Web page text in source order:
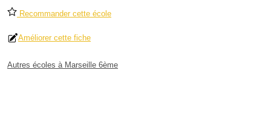
Recommander cette école
Améliorer cette fiche
Autres écoles à Marseille 6ème